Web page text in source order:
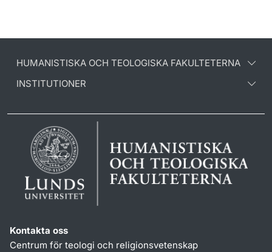
HUMANISTISKA OCH TEOLOGISKA FAKULTETERNA
INSTITUTIONER
Kontakta oss
Centrum för teologi och religionsvetenskap